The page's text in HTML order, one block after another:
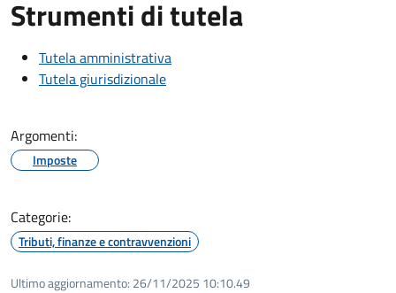
Strumenti di tutela
Tutela amministrativa
Tutela giurisdizionale
Argomenti:
Imposte
Categorie:
Tributi, finanze e contravvenzioni
Ultimo aggiornamento: 26/11/2025 10:10.49